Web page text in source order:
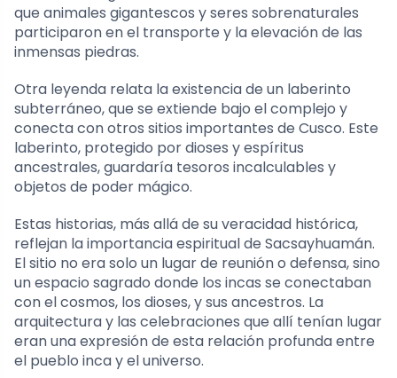
que animales gigantescos y seres sobrenaturales
participaron en el transporte y la elevación de las
inmensas piedras.
Otra leyenda relata la existencia de un laberinto
subterráneo, que se extiende bajo el complejo y
conecta con otros sitios importantes de Cusco. Este
laberinto, protegido por dioses y espíritus
ancestrales, guardaría tesoros incalculables y
objetos de poder mágico.
Estas historias, más allá de su veracidad histórica,
reflejan la importancia espiritual de Sacsayhuamán.
El sitio no era solo un lugar de reunión o defensa, sino
un espacio sagrado donde los incas se conectaban
con el cosmos, los dioses, y sus ancestros. La
arquitectura y las celebraciones que allí tenían lugar
eran una expresión de esta relación profunda entre
el pueblo inca y el universo.